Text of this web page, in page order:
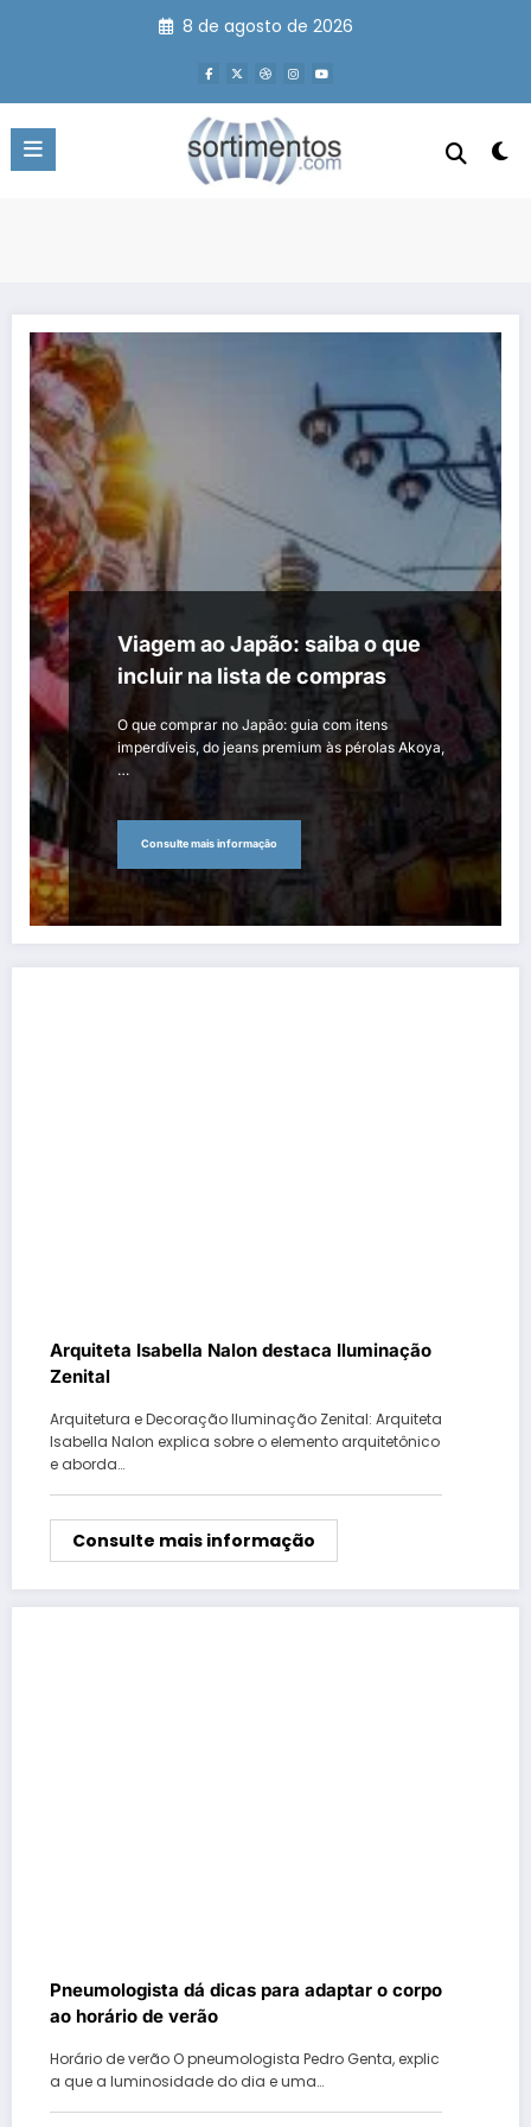
8 de agosto de 2026
Viagem ao Japão: saiba o que
incluir na lista de compras
O que comprar no Japão: guia com itens
imperdíveis, do jeans premium às pérolas Akoya,
…
Consulte mais informação
Arquiteta Isabella Nalon destaca Iluminação
Zenital
Arquitetura e Decoração Iluminação Zenital: Arquiteta
Isabella Nalon explica sobre o elemento arquitetônico
e aborda…
Consulte mais informação
Pneumologista dá dicas para adaptar o corpo
ao horário de verão
Horário de verão O pneumologista Pedro Genta, explic
a que a luminosidade do dia e uma…